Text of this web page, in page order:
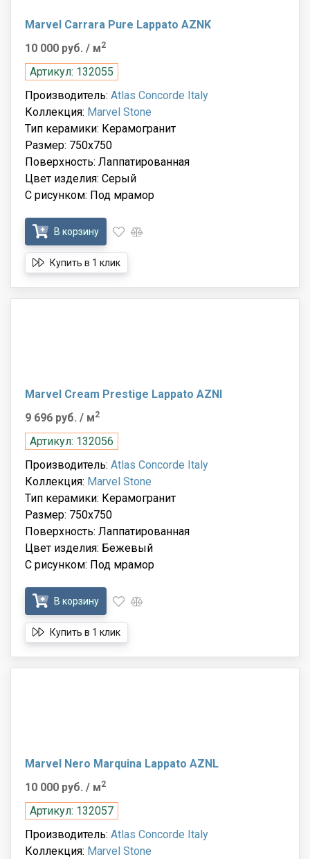
Marvel Carrara Pure Lappato AZNK
10 000 руб. / м2
Артикул: 132055
Производитель: Atlas Concorde Italy
Коллекция: Marvel Stone
Тип керамики: Керамогранит
Размер: 750x750
Поверхность: Лаппатированная
Цвет изделия: Серый
С рисунком: Под мрамор
В корзину
Купить в 1 клик
Marvel Cream Prestige Lappato AZNI
9 696 руб. / м2
Артикул: 132056
Производитель: Atlas Concorde Italy
Коллекция: Marvel Stone
Тип керамики: Керамогранит
Размер: 750x750
Поверхность: Лаппатированная
Цвет изделия: Бежевый
С рисунком: Под мрамор
В корзину
Купить в 1 клик
Marvel Nero Marquina Lappato AZNL
10 000 руб. / м2
Артикул: 132057
Производитель: Atlas Concorde Italy
Коллекция: Marvel Stone